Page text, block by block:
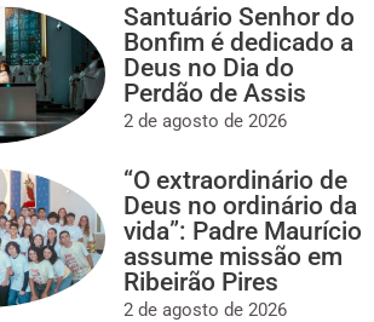
Santuário Senhor do
Bonfim é dedicado a
Deus no Dia do
Perdão de Assis
2 de agosto de 2026
“O extraordinário de
Deus no ordinário da
vida”: Padre Maurício
assume missão em
Ribeirão Pires
2 de agosto de 2026